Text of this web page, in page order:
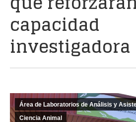
capacidad
investigadora
Área de Laboratorios de Análisis y
Ciencia Animal